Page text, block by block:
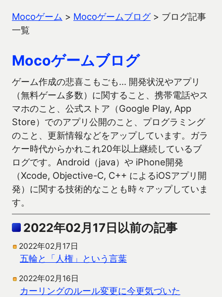
Mocoゲーム > Mocoゲームブログ> ブログ記事
一覧
Mocoゲームブログ
ゲーム作成の悲喜こもごも… 開発状況やアプリ
（無料ゲーム多数）に関すること、携帯電話やス
マホのこと、公式ストア（Google Play, App
Store）でのアプリ公開のこと、プログラミング
のこと、更新情報などをアップしています。ガラ
ケー時代からかれこれ20年以上継続しているブ
ログです。Android（java）や iPhone開発
（Xcode, Objective-C, C++ によるiOSアプリ開
発）に関する技術的なことも時々アップしていま
す。
2022年02月17日以前の記事
2022年02月17日
五輪と「人権」という言葉
2022年02月16日
カーリングのルール変更に今更気づいた